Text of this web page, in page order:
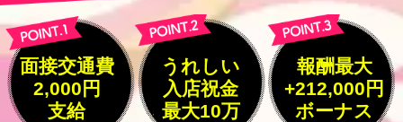
面接交通費
2,000円
支給
うれしい
入店祝金
最大10万
報酬最大
+212,000円
ボーナス